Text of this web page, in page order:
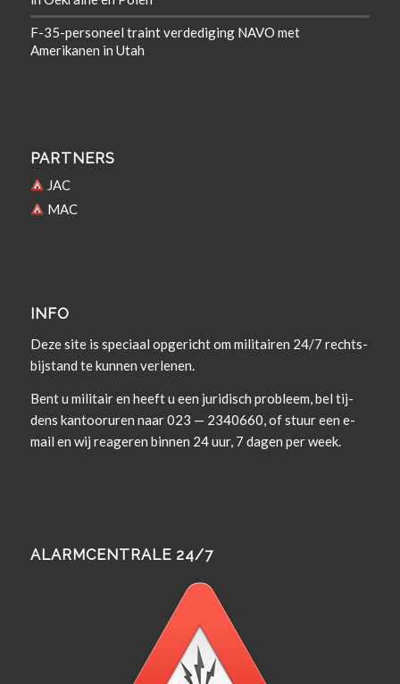
F-35-personeel traint verdediging NAVO met
Amerikanen in Utah
PARTNERS
JAC
MAC
INFO
Deze site is spe­ci­aal opgericht om militairen 24/7 rechts­
bi­j­s­tand te kun­nen verlenen.
Bent u militair en heeft u een juridisch prob­leem, bel tij­
dens kan­tooruren naar 023 — 2340660, of stuur een e-
mail en wij rea­geren bin­nen 24 uur, 7 dagen per week.
ALARMCENTRALE 24/7